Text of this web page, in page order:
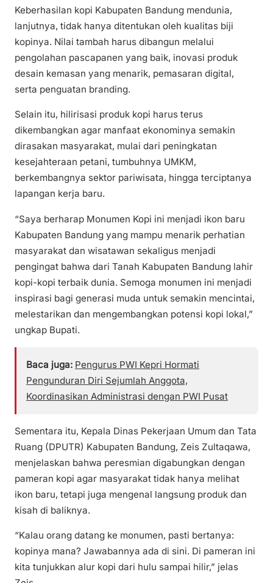
Keberhasilan kopi Kabupaten Bandung mendunia,
lanjutnya, tidak hanya ditentukan oleh kualitas biji
kopinya. Nilai tambah harus dibangun melalui
pengolahan pascapanen yang baik, inovasi produk
desain kemasan yang menarik, pemasaran digital,
serta penguatan branding.
Selain itu, hilirisasi produk kopi harus terus
dikembangkan agar manfaat ekonominya semakin
dirasakan masyarakat, mulai dari peningkatan
kesejahteraan petani, tumbuhnya UMKM,
berkembangnya sektor pariwisata, hingga terciptanya
lapangan kerja baru.
“Saya berharap Monumen Kopi ini menjadi ikon baru
Kabupaten Bandung yang mampu menarik perhatian
masyarakat dan wisatawan sekaligus menjadi
pengingat bahwa dari Tanah Kabupaten Bandung lahir
kopi-kopi terbaik dunia. Semoga monumen ini menjadi
inspirasi bagi generasi muda untuk semakin mencintai,
melestarikan dan mengembangkan potensi kopi lokal,”
ungkap Bupati.
Baca juga: Pengurus PWI Kepri Hormati
Pengunduran Diri Sejumlah Anggota,
Koordinasikan Administrasi dengan PWI Pusat
Sementara itu, Kepala Dinas Pekerjaan Umum dan Tata
Ruang (DPUTR) Kabupaten Bandung, Zeis Zultaqawa,
menjelaskan bahwa peresmian digabungkan dengan
pameran kopi agar masyarakat tidak hanya melihat
ikon baru, tetapi juga mengenal langsung produk dan
kisah di baliknya.
“Kalau orang datang ke monumen, pasti bertanya:
kopinya mana? Jawabannya ada di sini. Di pameran ini
kita tunjukkan alur kopi dari hulu sampai hilir,” jelas